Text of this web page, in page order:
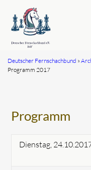
Suchbegriffe
Deutscher Fernschachbund
Programm 2017
Programm
Dienstag,